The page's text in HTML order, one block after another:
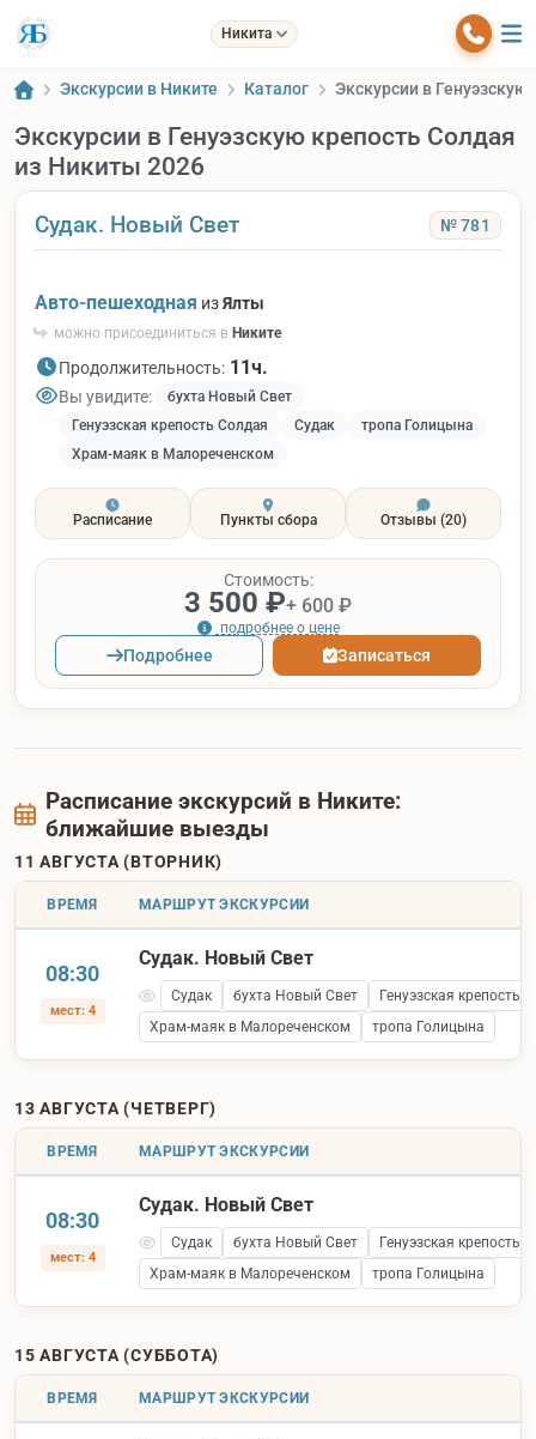
Никита
Экскурсии в Никите Каталог Экскурсии в
Экскурсии в Генуэзскую крепость Солдая
из Никиты 2026
Судак. Новый Свет № 781
Авто-пешеходная изЯлты
можно присоединиться в Никите
Продолжительность: 11ч.
Вы увидите:
бухта Новый Свет
Генуэзская крепость Солдая
Судак
тропа Голицына
Храм-маяк в Малореченском
Расписание Пункты сбора Отзывы (20)
Стоимость:
3 500 ₽+ 600 ₽
подробнее о цене
Подробнее Записаться
Расписание экскурсий в Никите:
ближайшие выезды
11 АВГУСТА (ВТОРНИК)
ВРЕМЯ МАРШРУТ ЭКСКУРСИИ
08:30
мест: 4
Судак. Новый Свет
Судак бухта Новый Свет
Генуэзская крепость
Храм-маяк в Малореченском
тропа Голицына
13 АВГУСТА (ЧЕТВЕРГ)
ВРЕМЯ МАРШРУТ ЭКСКУРСИИ
08:30
мест: 4
Судак. Новый Свет
Судак бухта Новый Свет
Генуэзская крепость
Храм-маяк в Малореченском
тропа Голицына
15 АВГУСТА (СУББОТА)
ВРЕМЯ МАРШРУТ ЭКСКУРСИИ